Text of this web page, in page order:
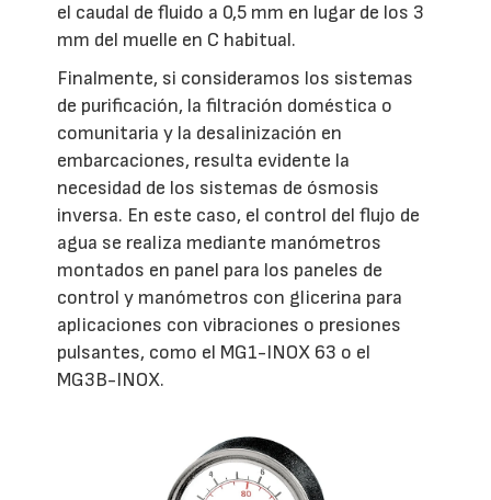
el caudal de fluido a 0,5 mm en lugar de los 3
mm del muelle en C habitual.
Finalmente, si consideramos los sistemas
de purificación, la filtración doméstica o
comunitaria y la desalinización en
embarcaciones, resulta evidente la
necesidad de los sistemas de ósmosis
inversa. En este caso, el control del flujo de
agua se realiza mediante manómetros
montados en panel para los paneles de
control y manómetros con glicerina para
aplicaciones con vibraciones o presiones
pulsantes, como el MG1-INOX 63 o el
MG3B-INOX.